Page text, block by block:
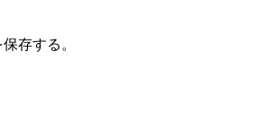
存する。